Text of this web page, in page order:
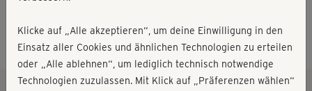
Starke Mitte mit Pilates - Rücken &
Wirbelsäule
Klicke auf „Alle akzeptieren“, um deine Einwilligung in den
Einsatz aller Cookies und ähnlichen Technologien zu erteilen
oder „Alle ablehnen“, um lediglich technisch notwendige
Technologien zuzulassen. Mit Klick auf „Präferenzen wählen“